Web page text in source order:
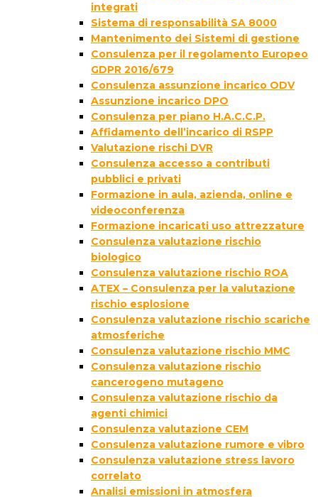
integrati
Sistema di responsabilità SA 8000
Mantenimento dei Sistemi di gestione
Consulenza per il regolamento Europeo
GDPR 2016/679
Consulenza assunzione incarico ODV
Assunzione incarico DPO
Consulenza per piano H.A.C.C.P.
Affidamento dell’incarico di RSPP
Valutazione rischi DVR
Consulenza accesso a contributi
pubblici e privati
Formazione in aula, azienda, online e
videoconferenza
Formazione incaricati uso attrezzature
Consulenza valutazione rischio
biologico
Consulenza valutazione rischio ROA
ATEX – Consulenza per la valutazione
rischio esplosione
Consulenza valutazione rischio scariche
atmosferiche
Consulenza valutazione rischio MMC
Consulenza valutazione rischio
cancerogeno mutageno
Consulenza valutazione rischio da
agenti chimici
Consulenza valutazione CEM
Consulenza valutazione rumore e vibro
Consulenza valutazione stress lavoro
correlato
Analisi emissioni in atmosfera